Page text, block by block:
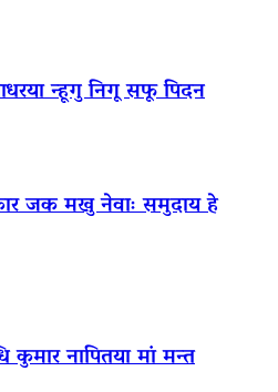
न्हूगु निगू सफू पिदन
जक मखु नेवाः समुदाय हे
कुमार नापितया मां मन्त